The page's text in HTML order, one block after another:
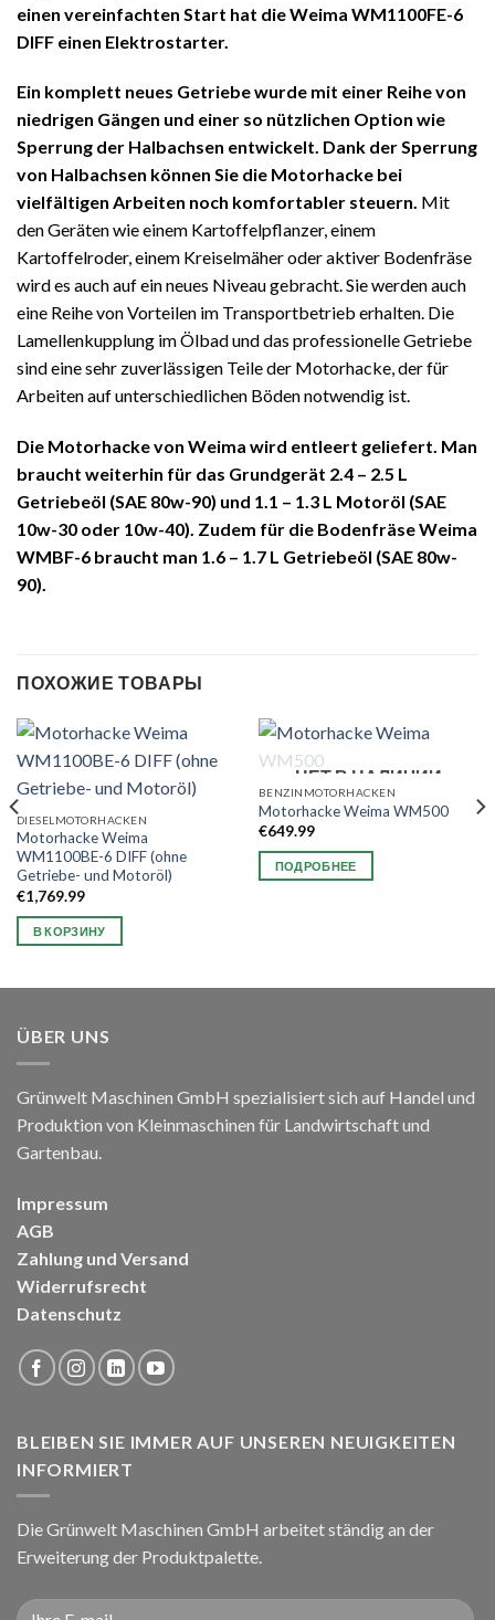
einen vereinfachten Start hat die Weima WM1100FE-6
DIFF einen Elektrostarter.
Ein komplett neues Getriebe wurde mit einer Reihe von
niedrigen Gängen und einer so nützlichen Option wie
Sperrung der Halbachsen entwickelt. Dank der Sperrung
von Halbachsen können Sie die Motorhacke bei
vielfältigen Arbeiten noch komfortabler steuern. Mit
den Geräten wie einem Kartoffelpflanzer, einem
Kartoffelroder, einem Kreiselmäher oder aktiver Bodenfräse
wird es auch auf ein neues Niveau gebracht. Sie werden auch
eine Reihe von Vorteilen im Transportbetrieb erhalten. Die
Lamellenkupplung im Ölbad und das professionelle Getriebe
sind eine sehr zuverlässigen Teile der Motorhacke, der für
Arbeiten auf unterschiedlichen Böden notwendig ist.
Die Motorhacke von Weima wird entleert geliefert. Man
braucht weiterhin für das Grundgerät 2.4 – 2.5 L
Getriebeöl (SAE 80w-90) und 1.1 – 1.3 L Motoröl (SAE
10w-30 oder 10w-40). Zudem für die Bodenfräse Weima
WMBF-6 braucht man 1.6 – 1.7 L Getriebeöl (SAE 80w-
90).
ПОХОЖИЕ ТОВАРЫ
DIESELMOTORHACKEN
Motorhacke Weima
WM1100BE-6 DIFF (ohne
Getriebe- und Motoröl)
€1,769.99
В КОРЗИНУ
НЕТ В НАЛИЧИИ
BENZINMOTORHACKEN
Motorhacke Weima WM500
€649.99
ПОДРОБНЕЕ
ÜBER UNS
Grünwelt Maschinen GmbH spezialisiert sich auf Handel und
Produktion von Kleinmaschinen für Landwirtschaft und
Gartenbau.
Impressum
AGB
Zahlung und Versand
Widerrufsrecht
Datenschutz
BLEIBEN SIE IMMER AUF UNSEREN NEUIGKEITEN
INFORMIERT
Die Grünwelt Maschinen GmbH arbeitet ständig an der
Erweiterung der Produktpalette.